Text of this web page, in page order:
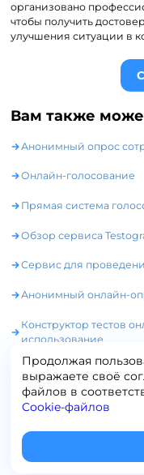
организовано
чтобы получить
улучшения ситуации в
Вам также
Анонимный опрос
Онлайн-голосование
Прямая система
Обзор сервиса
Сервис для
Анонимный онлайн-
Конструктор тестов
использование
+7 (495) 120-65-19
2014-
Продолжая
выражаете своё
файлов в
Cookie-файлов